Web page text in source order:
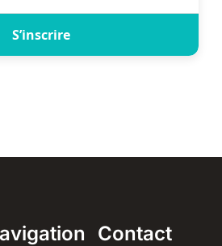
S’inscrire
Contact